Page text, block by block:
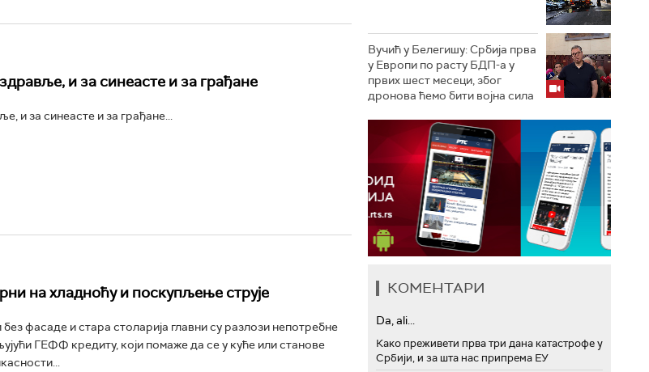
и за синеасте и за грађане
и за синеасте и за грађане...
на хладноћу и поскупљење струје
фасаде и стара столарија главни су разлози непотребне
ГЕФФ кредиту, који помаже да се у куће или станове
Вучић у Белегишу: Србија прва
у Европи по расту БДП-а у
првих шест месеци, због
дронова ћемо бити војна сила
КОМЕНТАРИ
Da, ali...
Како преживети прва три дана катастрофе у
Србији, и за шта нас припрема ЕУ